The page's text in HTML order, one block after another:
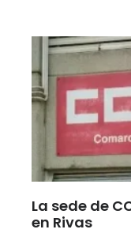
La sede de
en Rivas